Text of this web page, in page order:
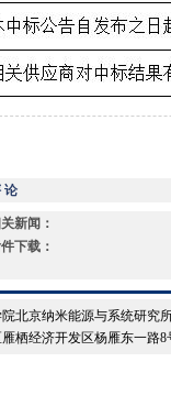
论
新闻：
下载：
北京纳米能源与系统研究
栖经济开发区杨雁东一路8